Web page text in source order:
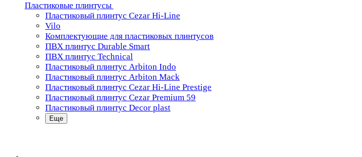
Пластиковые плинтусы
Пластиковый плинтус Cezar Hi-Line
Vilo
Комплектующие для пластиковых плинтусов
ПВХ плинтус Durable Smart
ПВХ плинтус Technical
Пластиковый плинтус Arbiton Indo
Пластиковый плинтус Arbiton Mack
Пластиковый плинтус Cezar Hi-Line Prestige
Пластиковый плинтус Cezar Premium 59
Пластиковый плинтус Decor plast
Еще